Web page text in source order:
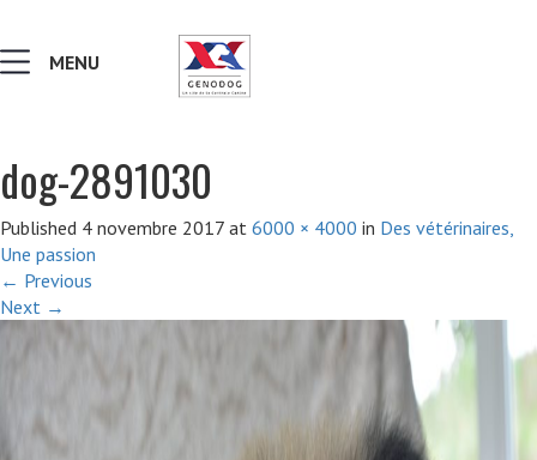
MALADIES & AFFECTIONS
RECHERCHER UNE RACE
LEXIQUE
MENU
dog-2891030
Published 4 novembre 2017 at 6000 × 4000 in Des vétérinaires,
Une passion
← Previous
Next →